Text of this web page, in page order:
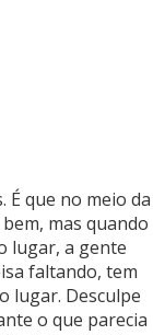
É que no meio da
mas quando
lugar, a gente
faltando, tem
lugar. Desculpe
o que parecia